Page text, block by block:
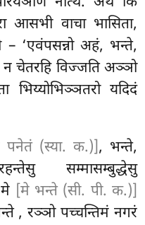
आसभी वाचा भासिता,
– ‘एवंपसन्नो अहं, भन्ते,
चेतरहि विज्जति अञ्ञो
भिय्योभिञ्ञतरो यदिदं
पनेतं (स्या. क.)], भन्ते,
सम्मासम्बुद्धेसु
[मे भन्ते (सी. पी. क.)]
, रञ्ञो पच्चन्तिमं नगरं